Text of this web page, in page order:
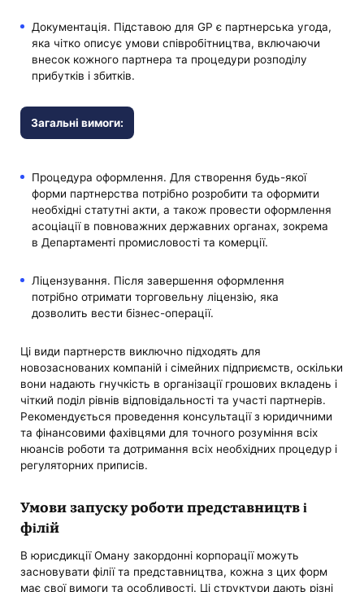
Документація. Підставою для GP є партнерська угода,
яка чітко описує умови співробітництва, включаючи
внесок кожного партнера та процедури розподілу
прибутків і збитків.
Загальні вимоги:
Процедура оформлення. Для створення будь-якої
форми партнерства потрібно розробити та оформити
необхідні статутні акти, а також провести оформлення
асоціації в повноважних державних органах, зокрема
в Департаменті промисловості та комерції.
Ліцензування. Після завершення оформлення
потрібно отримати торговельну ліцензію, яка
дозволить вести бізнес-операції.
Ці види партнерств виключно підходять для
новозаснованих компаній і сімейних підприємств, оскільки
вони надають гнучкість в організації грошових вкладень і
чіткий поділ рівнів відповідальності та участі партнерів.
Рекомендується проведення консультації з юридичними
та фінансовими фахівцями для точного розуміння всіх
нюансів роботи та дотримання всіх необхідних процедур і
регуляторних приписів.
Умови запуску роботи представництв і
філій
В юрисдикції Оману закордонні корпорації можуть
засновувати філії та представництва, кожна з цих форм
має свої вимоги та особливості. Ці структури дають різні